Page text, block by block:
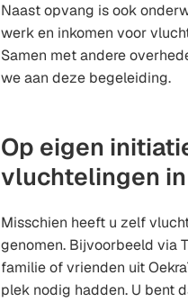
Naast opvang is ook
werk en inkomen voor
Samen met andere
we aan deze begeleiding.
Op eigen
vluchtelingen
Misschien heeft u zelf
genomen. Bijvoorbeeld via
familie of vrienden uit
plek nodig hadden. U bent